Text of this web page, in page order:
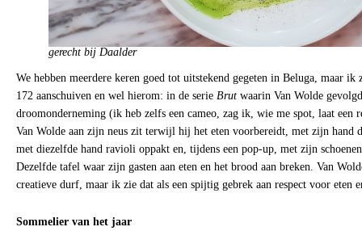
gerecht bij Daalder
We hebben meerdere keren goed tot uitstekend gegeten in Beluga, maar
172 aanschuiven en wel hierom: in de serie Brut waarin Van Wolde
droomonderneming (ik heb zelfs een cameo, zag ik, wie me spot, laat een
Van Wolde aan zijn neus zit terwijl hij het eten voorbereidt, met zijn hand
met diezelfde hand ravioli oppakt en, tijdens een pop-up, met zijn
Dezelfde tafel waar zijn gasten aan eten en het brood aan breken. Van
creatieve durf, maar ik zie dat als een spijtig gebrek aan respect voor eten
Sommelier van het jaar